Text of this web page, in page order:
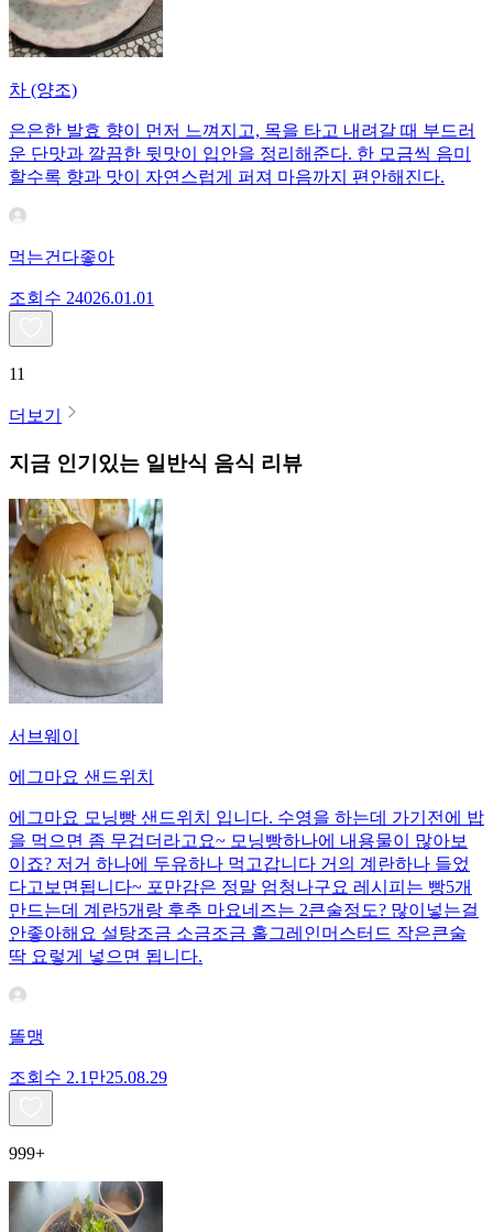
차 (양조)
은은한 발효 향이 먼저 느껴지고, 목을 타고 내려갈 때 부드러
운 단맛과 깔끔한 뒷맛이 입안을 정리해준다. 한 모금씩 음미
할수록 향과 맛이 자연스럽게 퍼져 마음까지 편안해진다.
먹는건다좋아
조회수 24026.01.01
11
더보기
지금 인기있는 일반식 음식 리뷰
서브웨이
에그마요 샌드위치
에그마요 모닝빵 샌드위치 입니다. 수영을 하는데 가기전에 밥
을 먹으면 좀 무겁더라고요~ 모닝빵하나에 내용물이 많아보
이죠? 저거 하나에 두유하나 먹고갑니다 거의 계란하나 들었
다고보면됩니다~ 포만감은 정말 엄청나구요 레시피는 빵5개
만드는데 계란5개랑 후추 마요네즈는 2큰술정도? 많이넣는걸
안좋아해요 설탕조금 소금조금 홀그레인머스터드 작은큰술
딱 요렇게 넣으면 됩니다.
똘맹
조회수 2.1만25.08.29
999+